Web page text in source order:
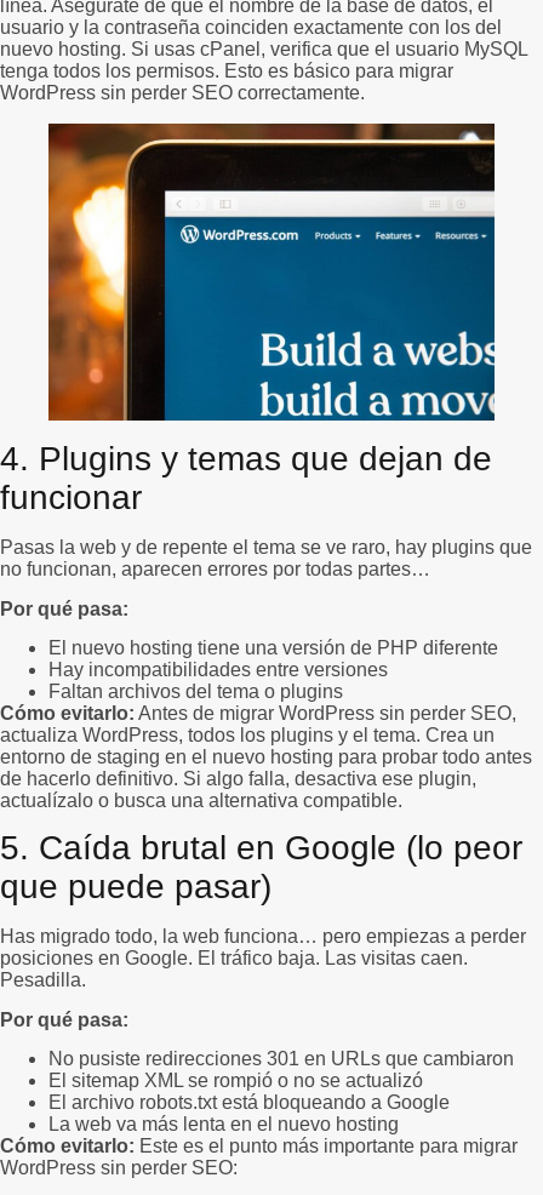
línea. Asegúrate de que el nombre de la base de datos, el
usuario y la contraseña coinciden exactamente con los del
nuevo hosting. Si usas cPanel, verifica que el usuario MySQL
tenga todos los permisos. Esto es básico para migrar
WordPress sin perder SEO correctamente.
4. Plugins y temas que dejan de
funcionar
Pasas la web y de repente el tema se ve raro, hay plugins que
no funcionan, aparecen errores por todas partes…
Por qué pasa:
El nuevo hosting tiene una versión de PHP diferente
Hay incompatibilidades entre versiones
Faltan archivos del tema o plugins
Cómo evitarlo: Antes de migrar WordPress sin perder SEO,
actualiza WordPress, todos los plugins y el tema. Crea un
entorno de staging en el nuevo hosting para probar todo antes
de hacerlo definitivo. Si algo falla, desactiva ese plugin,
actualízalo o busca una alternativa compatible.
5. Caída brutal en Google (lo peor
que puede pasar)
Has migrado todo, la web funciona… pero empiezas a perder
posiciones en Google. El tráfico baja. Las visitas caen.
Pesadilla.
Por qué pasa:
No pusiste redirecciones 301 en URLs que cambiaron
El sitemap XML se rompió o no se actualizó
El archivo robots.txt está bloqueando a Google
La web va más lenta en el nuevo hosting
Cómo evitarlo: Este es el punto más importante para migrar
WordPress sin perder SEO: